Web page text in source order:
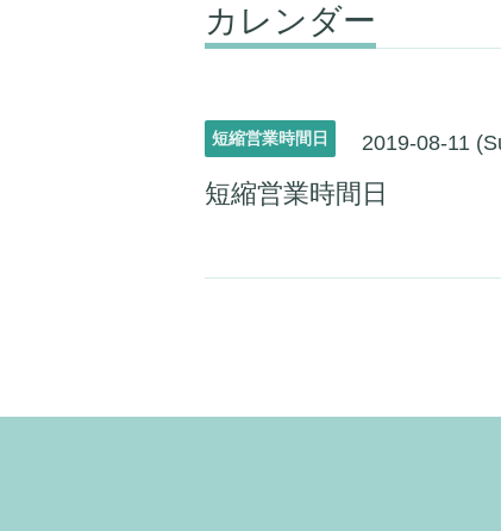
カレンダー
短縮営業時間日 2019-08-11
短縮営業時間日